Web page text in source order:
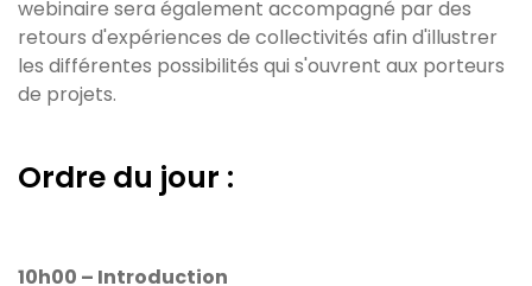
webinaire sera également accompagné par des
retours d'expériences de collectivités afin d'illustrer
les différentes possibilités qui s'ouvrent aux porteurs
de projets.
Ordre du jour :
10h00 – Introduction